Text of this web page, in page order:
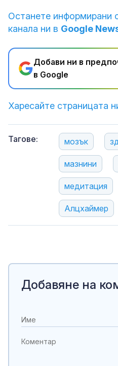
Останете информирани
канала ни в Google
Добави ни в
в Google
Харесайте страницата
Тагове: мозък
мазнини
медитация
Алцхаймер
Добавяне на